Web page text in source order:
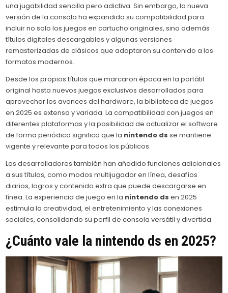
una jugabilidad sencilla pero adictiva. Sin embargo, la nueva
versión de la consola ha expandido su compatibilidad para
incluir no solo los juegos en cartucho originales, sino además
títulos digitales descargables y algunas versiones
remasterizadas de clásicos que adaptaron su contenido a los
formatos modernos.
Desde los propios títulos que marcaron época en la portátil
original hasta nuevos juegos exclusivos desarrollados para
aprovechar los avances del hardware, la biblioteca de juegos
en 2025 es extensa y variada. La compatibilidad con juegos en
diferentes plataformas y la posibilidad de actualizar el software
de forma periódica significa que la nintendo ds se mantiene
vigente y relevante para todos los públicos.
Los desarrolladores también han añadido funciones adicionales
a sus títulos, como modos multijugador en línea, desafíos
diarios, logros y contenido extra que puede descargarse en
línea. La experiencia de juego en la nintendo ds en 2025
estimula la creatividad, el entretenimiento y las conexiones
sociales, consolidando su perfil de consola versátil y divertida.
¿Cuánto vale la nintendo ds en 2025?